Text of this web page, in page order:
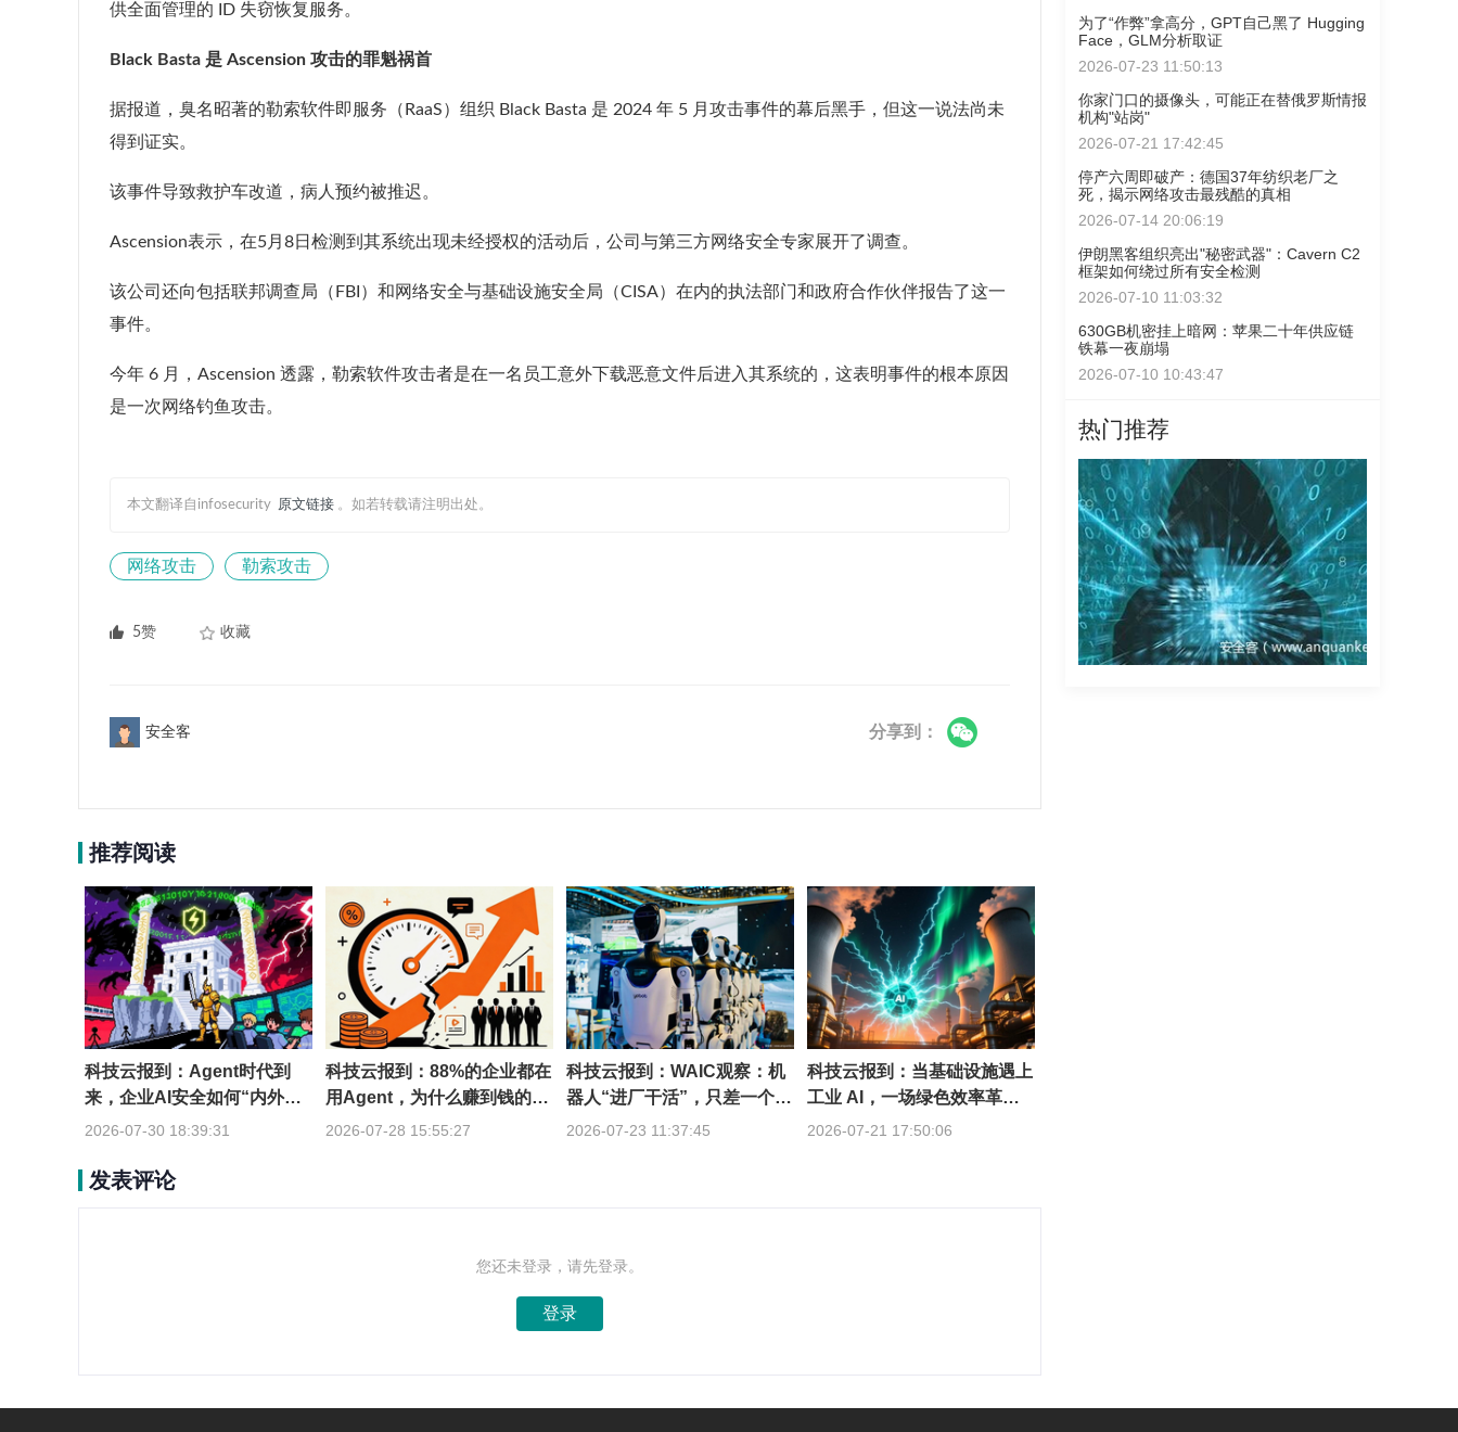
供全面管理的 ID 失窃恢复服务。
Black Basta 是 Ascension 攻击的罪魁祸首
据报道，臭名昭著的勒索软件即服务（RaaS）组织 Black Basta 是 2024 年 5 月攻击事件的幕后黑手，但这一说法尚未
得到证实。
该事件导致救护车改道，病人预约被推迟。
Ascension表示，在5月8日检测到其系统出现未经授权的活动后，公司与第三方网络安全专家展开了调查。
该公司还向包括联邦调查局（FBI）和网络安全与基础设施安全局（CISA）在内的执法部门和政府合作伙伴报告了这一
事件。
今年 6 月，Ascension 透露，勒索软件攻击者是在一名员工意外下载恶意文件后进入其系统的，这表明事件的根本原因
是一次网络钓鱼攻击。
本文翻译自infosecurity 原文链接 。如若转载请注明出处。
网络攻击 勒索攻击
5赞 收藏
安全客 分享到：
推荐阅读
科技云报到：Agent时代到
来，企业AI安全如何“内外兼
修”？
2026-07-30 18:39:31
科技云报到：88%的企业都在
用Agent，为什么赚到钱的不
到一成？
2026-07-28 15:55:27
科技云报到：WAIC观察：机
器人“进厂干活”，只差一个通
用底座？
2026-07-23 11:37:45
科技云报到：当基础设施遇上
工业 AI，一场绿色效率革命
轰然开启
2026-07-21 17:50:06
发表评论
您还未登录，请先登录。
登录
为了“作弊”拿高分，GPT自己黑了 Hugging
Face，GLM分析取证
2026-07-23 11:50:13
你家门口的摄像头，可能正在替俄罗斯情报
机构"站岗"
2026-07-21 17:42:45
停产六周即破产：德国37年纺织老厂之
死，揭示网络攻击最残酷的真相
2026-07-14 20:06:19
伊朗黑客组织亮出"秘密武器"：Cavern C2
框架如何绕过所有安全检测
2026-07-10 11:03:32
630GB机密挂上暗网：苹果二十年供应链
铁幕一夜崩塌
2026-07-10 10:43:47
热门推荐